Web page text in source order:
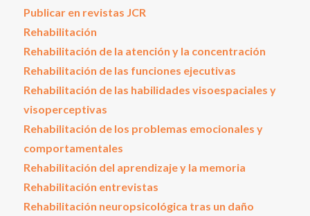
Publicar en revistas JCR
Rehabilitación
Rehabilitación de la atención y la concentración
Rehabilitación de las funciones ejecutivas
Rehabilitación de las habilidades visoespaciales y
visoperceptivas
Rehabilitación de los problemas emocionales y
comportamentales
Rehabilitación del aprendizaje y la memoria
Rehabilitación entrevistas
Rehabilitación neuropsicológica tras un daño